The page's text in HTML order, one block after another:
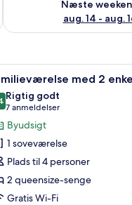
Næste
aug. 14 - aug.
en stol, en potteplante og
5 med 2
ud af 10
Rigtig godt
7 anmeldelser
(7
anmeldelser)
Byudsigt
1 soveværelse
Plads til 4 personer
2 queensize-senge
Gratis Wi-Fi